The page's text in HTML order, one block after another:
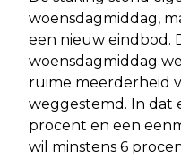
woensdagmiddag,
een nieuw eindbod.
woensdagmiddag
ruime meerderheid
weggestemd. In dat
procent en een
wil minstens 6